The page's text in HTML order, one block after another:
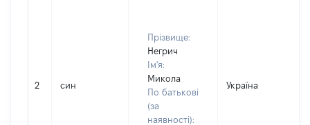
2 син
Прізвище:
Негрич
Ім'я:
Микола
По батькові
(за
наявності):
Україна